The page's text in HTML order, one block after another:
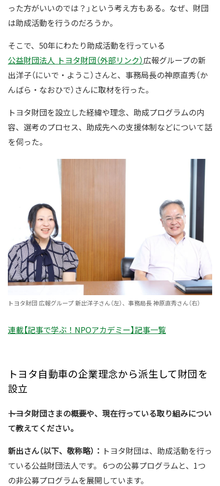
った方がいいのでは？」という考え方もある。なぜ、財団
は助成活動を行うのだろうか。
そこで、50年にわたり助成活動を行っている
公益財団法人 トヨタ財団（外部リンク）広報グループの新
出洋子（にいで・ようこ）さんと、事務局長の神原直秀（か
んばら・なおひで）さんに取材を行った。
トヨタ財団を設立した経緯や理念、助成プログラムの内
容、選考のプロセス、助成先への支援体制などについて話
を伺った。
トヨタ財団 広報グループ 新出洋子さん（左）、事務局長 神原直秀さん（右）
連載【記事で学ぶ！NPOアカデミー】記事一覧
トヨタ自動車の企業理念から派生して財団を
設立
――トヨタ財団さまの概要や、現在行っている取り組みについ
て教えてください。
新出さん（以下、敬称略）： トヨタ財団は、助成活動を行っ
ている公益財団法人です。 6つの公募プログラムと、1つ
の非公募プログラムを展開しています。